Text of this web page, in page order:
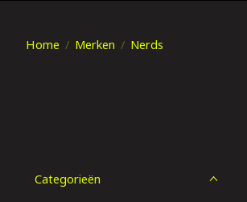
Home / Merken / Nerds
Categorieën